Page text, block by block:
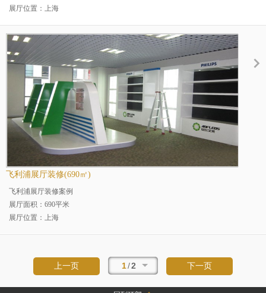
展厅位置：上海
行业分类：机构组织行业展厅装修
飞利浦展厅装修(690㎡)
飞利浦展厅装修案例
展厅面积：690平米
展厅位置：上海
上一页 1/2 下一页